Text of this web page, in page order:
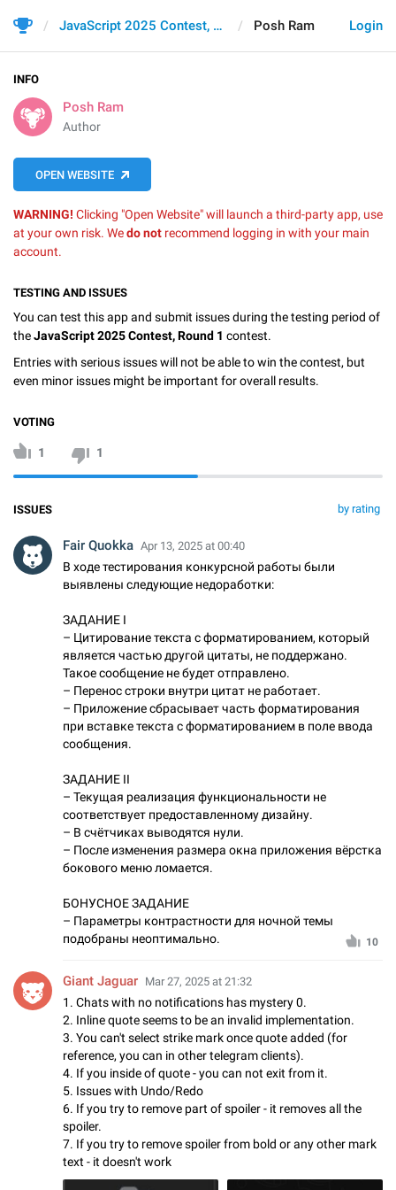
Login
JavaScript 2025 Contest, Round 1 Posh Ram
INFO
Posh Ram
Author
OPEN WEBSITE
WARNING! Clicking "Open Website" will launch a third-party app, use
at your own risk. Wedo not recommend logging in with your main
account.
TESTING AND ISSUES
You can test this app and submit issues during the testing period of
theJavaScript 2025 Contest, Round 1 contest.
Entries with serious issues will not be able to win the contest, but
even minor issues might be important for overall results.
VOTING
1 1
by rating
ISSUES
Fair Quokka Apr 13, 2025 at 00:40
В ходе тестирования конкурсной работы были
выявлены следующие недоработки:
ЗАДАНИЕ I
– Цитирование текста с форматированием, который
является частью другой цитаты, не поддержано.
Такое сообщение не будет отправлено.
– Перенос строки внутри цитат не работает.
– Приложение сбрасывает часть форматирования
при вставке текста с форматированием в поле ввода
сообщения.
ЗАДАНИЕ II
– Текущая реализация функциональности не
соответствует предоставленному дизайну.
– В счётчиках выводятся нули.
– После изменения размера окна приложения вёрстка
бокового меню ломается.
БОНУСНОЕ ЗАДАНИЕ
– Параметры контрастности для ночной темы
подобраны неоптимально.
10
Giant Jaguar Mar 27, 2025 at 21:32
1. Chats with no notifications has mystery 0.
2. Inline quote seems to be an invalid implementation.
3. You can't select strike mark once quote added (for
reference, you can in other telegram clients).
4. If you inside of quote - you can not exit from it.
5. Issues with Undo/Redo
6. If you try to remove part of spoiler - it removes all the
spoiler.
7. If you try to remove spoiler from bold or any other mark
text - it doesn't work